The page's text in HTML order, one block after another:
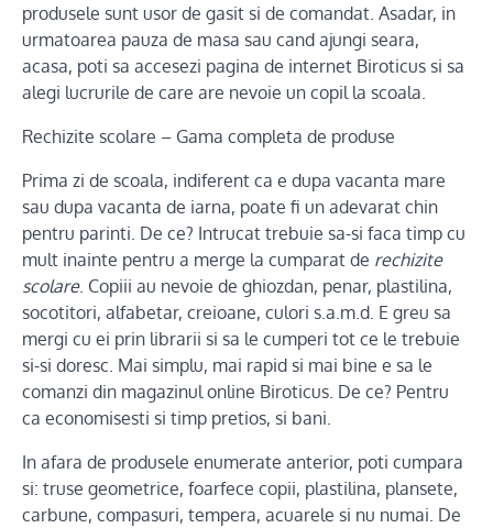
produsele sunt usor de gasit si de comandat. Asadar, in
urmatoarea pauza de masa sau cand ajungi seara,
acasa, poti sa accesezi pagina de internet Biroticus si sa
alegi lucrurile de care are nevoie un copil la scoala.
Rechizite scolare – Gama completa de produse
Prima zi de scoala, indiferent ca e dupa vacanta mare
sau dupa vacanta de iarna, poate fi un adevarat chin
pentru parinti. De ce? Intrucat trebuie sa-si faca timp cu
mult inainte pentru a merge la cumparat de rechizite
scolare. Copiii au nevoie de ghiozdan, penar, plastilina,
socotitori, alfabetar, creioane, culori s.a.m.d. E greu sa
mergi cu ei prin librarii si sa le cumperi tot ce le trebuie
si-si doresc. Mai simplu, mai rapid si mai bine e sa le
comanzi din magazinul online Biroticus. De ce? Pentru
ca economisesti si timp pretios, si bani.
In afara de produsele enumerate anterior, poti cumpara
si: truse geometrice, foarfece copii, plastilina, plansete,
carbune, compasuri, tempera, acuarele si nu numai. De